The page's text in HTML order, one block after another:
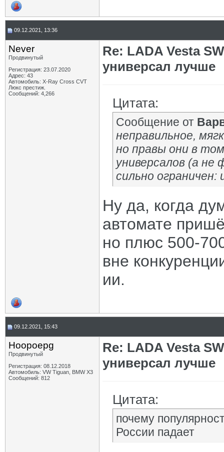
09.12.2021, 13:36
Never
Продвинутый
Регистрация: 23.07.2020
Адрес: 43
Автомобиль: X-Ray Cross CVT
Люкс престиж.
Сообщений: 4,266
Re: LADA Vesta
универсал лучше
Цитата:
Сообщение от
неправильное,
но правы они в
универсалов (а не
сильно ограничен:
Ну да, когда
автомате
но плюс 500-
вне
ии.
09.12.2021, 15:43
Hoopoepg
Продвинутый
Регистрация: 08.12.2018
Автомобиль: VW Tiguan, BMW X3
Сообщений: 812
Re: LADA Vesta
универсал лучше
Цитата:
почему
России падает